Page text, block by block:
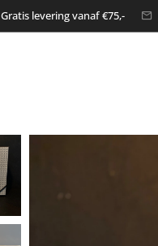
Gratis levering vanaf €75,-